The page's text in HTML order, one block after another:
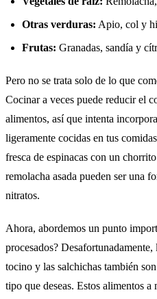
Otras verduras: Apio, col y
Frutas: Granadas, sandía y
Pero no se trata solo de lo que
Cocinar a veces puede reducir el
alimentos, así que intenta
ligeramente cocidas en tus
fresca de espinacas con un
remolacha asada pueden ser una
nitratos.
Ahora, abordemos un punto
procesados? Desafortunadamente,
tocino y las salchichas también
tipo que deseas. Estos alimentos